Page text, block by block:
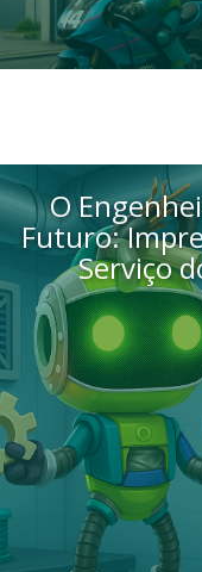
O
Futuro:
Serviço